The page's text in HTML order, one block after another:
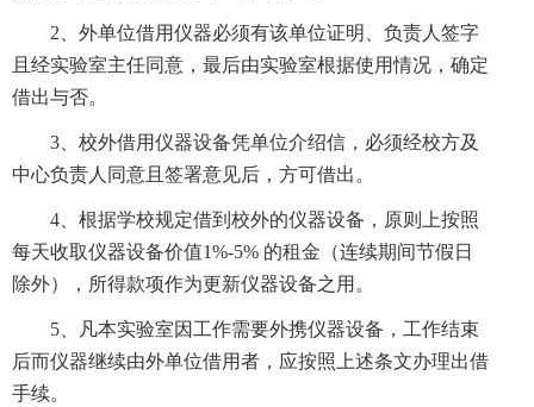
2、外单位借用仪器必须有该单位证明、负责人签字
且经实验室主任同意，最后由实验室根据使用情况，确定
借出与否。
3、校外借用仪器设备凭单位介绍信，必须经校方及
中心负责人同意且签署意见后，方可借出。
4、根据学校规定借到校外的仪器设备，原则上按照
每天收取仪器设备价值1%-5% 的租金（连续期间节假日
除外），所得款项作为更新仪器设备之用。
5、凡本实验室因工作需要外携仪器设备，工作结束
后而仪器继续由外单位借用者，应按照上述条文办理出借
手续。